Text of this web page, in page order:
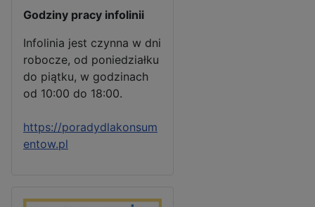
Godziny pracy infolinii
Infolinia jest czynna w dni
robocze, od poniedziałku
do piątku, w godzinach
od 10:00 do 18:00.
https://poradydlakonsum
entow.pl